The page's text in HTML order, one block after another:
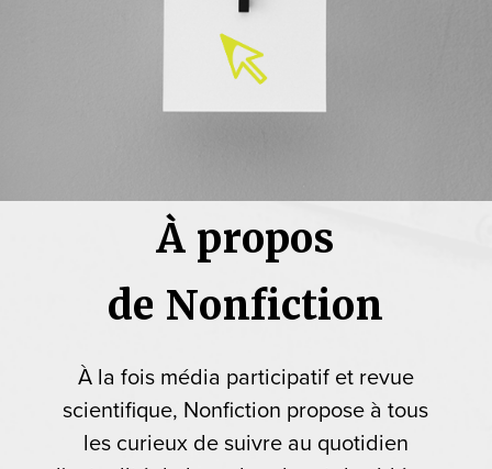
À propos
de Nonfiction
À la fois média participatif et revue
scientifique, Nonfiction propose à tous
les curieux de suivre au quotidien